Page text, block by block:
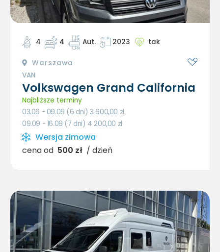
4 4 Aut. 2023 tak
Warszawa
VAN
Volkswagen Grand California
Najbliższe terminy
03.09 - 09.09 (6 dni) 3 600,00 zł
09.09 - 16.09 (7 dni) 4 200,00 zł
Wersja zimowa
cena od 500 zł / dzień